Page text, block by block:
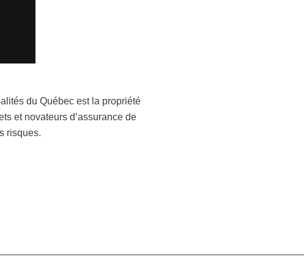
du Québec est la propriété
et novateurs d’assurance de
risques.